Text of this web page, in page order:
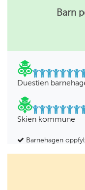
Barn
Duestien
Skien kommune
Barnehagen